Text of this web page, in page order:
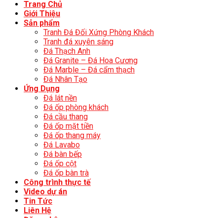
Trang Chủ
Giới Thiệu
Sản phẩm
Tranh Đá Đối Xứng Phòng Khách
Tranh đá xuyên sáng
Đá Thạch Anh
Đá Granite – Đá Hoa Cương
Đá Marble – Đá cẩm thạch
Đá Nhân Tạo
Ứng Dụng
Đá lát nền
Đá ốp phòng khách
Đá cầu thang
Đá ốp mặt tiền
Đá ốp thang máy
Đá Lavabo
Đá bàn bếp
Đá ốp cột
Đá ốp bàn trà
Công trình thực tế
Video dự án
Tin Tức
Liên Hệ